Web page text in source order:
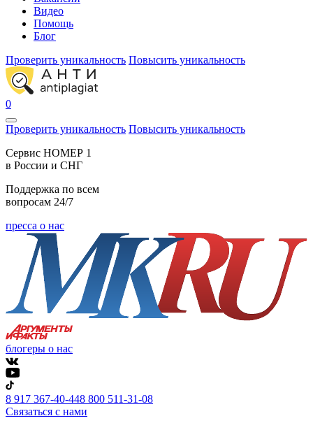
Видео
Помощь
Блог
Проверить уникальность Повысить уникальность
0
Проверить уникальность Повысить уникальность
Cервис НОМЕР 1
в России и СНГ
Поддержка по всем
вопросам 24/7
пресса о нас
блогеры о нас
8 917 367-40-448 800 511-31-08
Связаться с нами